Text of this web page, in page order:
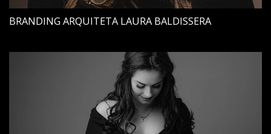
BRANDING ARQUITETA LAURA BALDISSERA